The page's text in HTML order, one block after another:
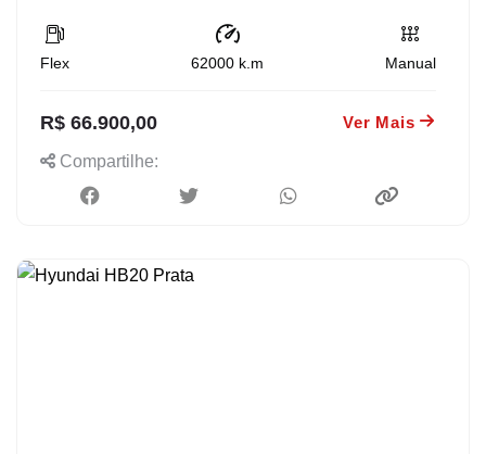
Flex 62000 k.m Manual
R$ 66.900,00 Ver Mais
Compartilhe: